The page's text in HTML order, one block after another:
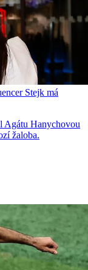
Stejk má
Agátu Hanychovou
žaloba.